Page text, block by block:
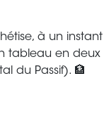
à un
tableau en deux
du Passif). 🏦